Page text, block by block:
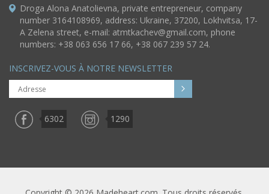
Droga Alona Anatolievna, private entrepreneur, company
number 3164108969, address: Ukraine, 37200, Lokhvitsa, 17-
A Zelena street, e-mail: atmtkachev@gmail.com, phone
numbers: +38 063 656 17 66, +38 067 239 57 24.
INSCRIVEZ-VOUS À NOTRE NEWSLETTER
6302 1290